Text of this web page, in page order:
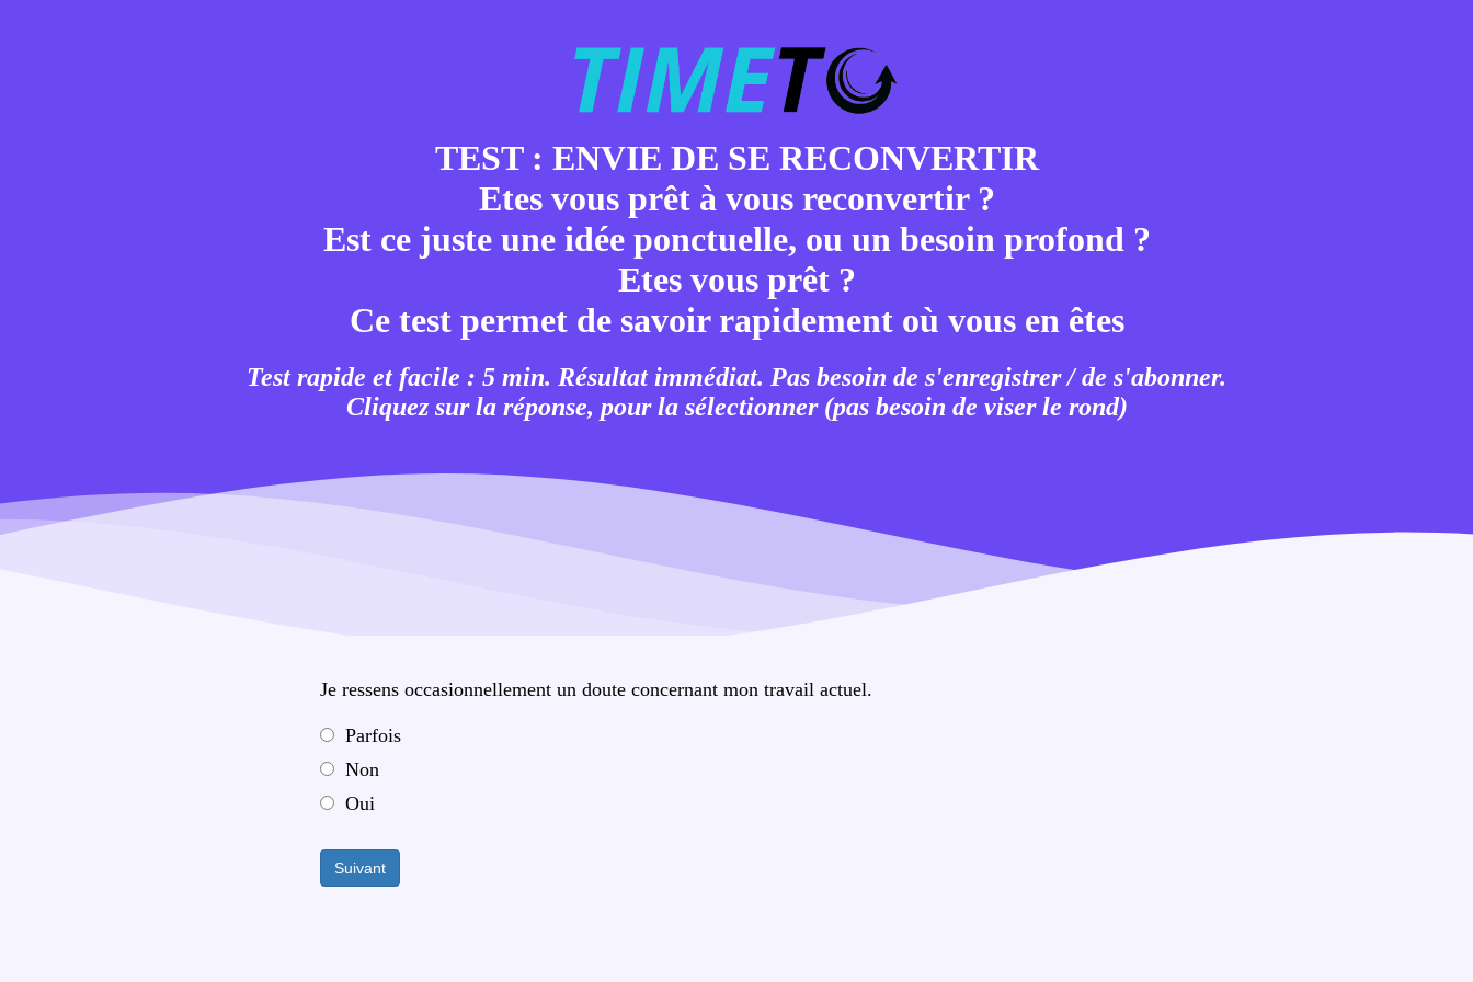
TEST : ENVIE DE SE RECONVERTIR
Etes vous prêt à vous reconvertir ?
Est ce juste une idée ponctuelle, ou un besoin profond ?
Etes vous prêt ?
Ce test permet de savoir rapidement où vous en êtes
Test rapide et facile : 5 min. Résultat immédiat. Pas besoin de s'enregistrer / de s'abonner.
Cliquez sur la réponse, pour la sélectionner (pas besoin de viser le rond)
Je ressens occasionnellement un doute concernant mon travail actuel.
Parfois
Non
Oui
Suivant